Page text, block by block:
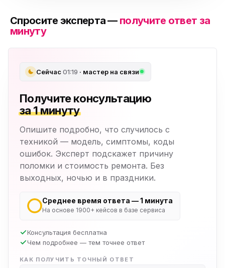
Спросите эксперта — получите ответ за
минуту
Сейчас01:19 · мастер на связи
Получите консультацию
за 1 минуту
Опишите подробно, что случилось с
техникой — модель, симптомы, коды
ошибок. Эксперт подскажет причину
поломки и стоимость ремонта. Без
выходных, ночью и в праздники.
Среднее время ответа — 1 минута
На основе 1900+ кейсов в базе сервиса
Консультация бесплатна
Чем подробнее — тем точнее ответ
КАК ПОЛУЧИТЬ ТОЧНЫЙ ОТВЕТ